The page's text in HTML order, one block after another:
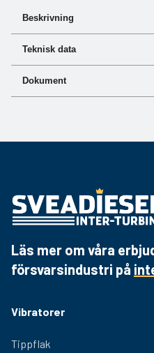
Beskrivning
flödesmotstånd.
Teknisk data
Art.nr
06 2988
5 L per min
Dokument
Läs mer om våra
försvarsindustri på
Vibratorer
Tippflak